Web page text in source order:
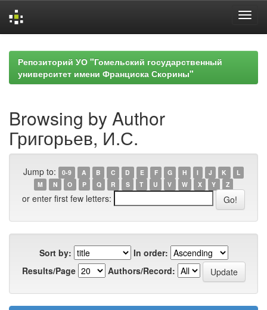
navigationРепозиторий УО "Гомельский государственный
университет имени Франциска Скорины"
Browsing by Author
Григорьев, И.С.
Jump to: 0-9 A B C D E F G H I J K
L
M
N O P Q R S T U V W X Y Z
or enter first few letters:
Sort by:
In order:
Results/Page
Authors/Record: